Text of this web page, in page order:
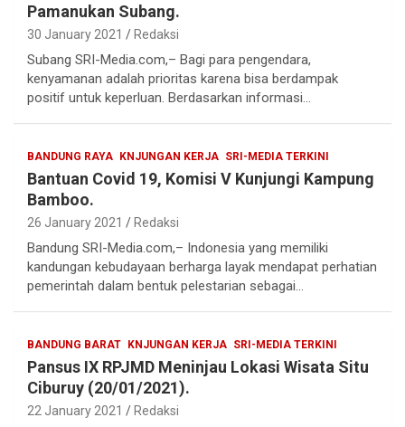
Pamanukan Subang.
30 January 2021 Redaksi
Subang SRI-Media.com,– Bagi para pengendara,
kenyamanan adalah prioritas karena bisa berdampak
positif untuk keperluan. Berdasarkan informasi…
BANDUNG RAYA KNJUNGAN KERJA SRI-MEDIA TERKINI
Bantuan Covid 19, Komisi V Kunjungi Kampung
Bamboo.
26 January 2021 Redaksi
Bandung SRI-Media.com,– Indonesia yang memiliki
kandungan kebudayaan berharga layak mendapat perhatian
pemerintah dalam bentuk pelestarian sebagai…
BANDUNG BARAT KNJUNGAN KERJA SRI-MEDIA TERKINI
Pansus IX RPJMD Meninjau Lokasi Wisata Situ
Ciburuy (20/01/2021).
22 January 2021 Redaksi